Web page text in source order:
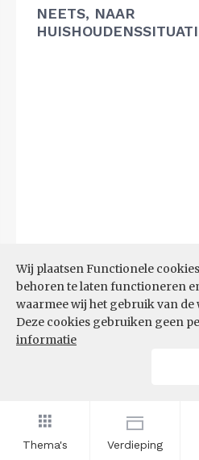
Thema's Verdieping
Wij plaatsen Functionele
behoren te laten functioneren
waarmee wij het gebruik van
Deze cookies gebruiken geen
informatie
NEETS, NAAR